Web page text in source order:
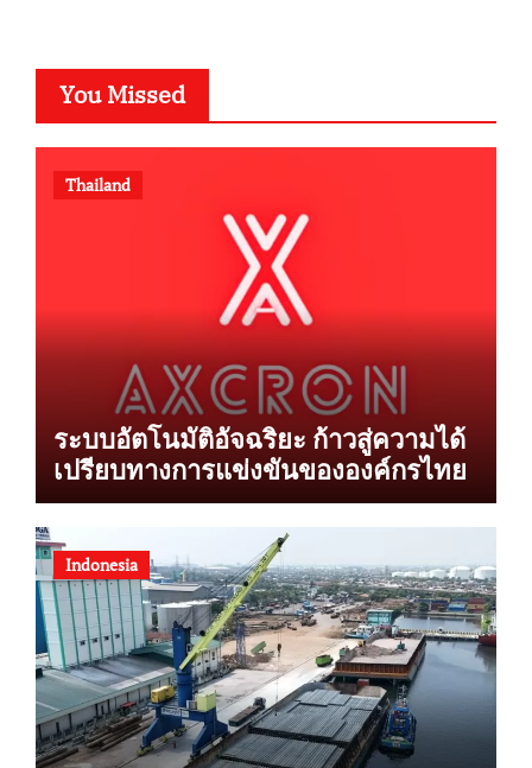
You Missed
Thailand
ระบบอัตโนมัติอัจฉริยะ ก้าวสู่ความได้
เปรียบทางการแข่งขันขององค์กรไทย
Indonesia